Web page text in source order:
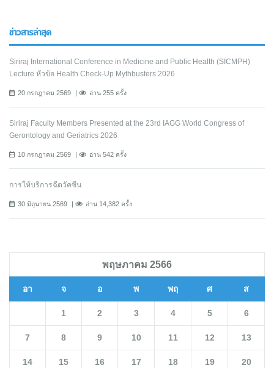
ข่าวสารล่าสุด
Siriraj International Conference in Medicine and Public Health (SICMPH)
Lecture หัวข้อ Health Check-Up Mythbusters 2026
20 กรกฎาคม 2569 อ่าน 255 ครั้ง
Siriraj Faculty Members Presented at the 23rd IAGG World Congress of
Gerontology and Geriatrics 2026
10 กรกฎาคม 2569 อ่าน 542 ครั้ง
การให้บริการฉีดวัคซีน
30 มิถุนายน 2569 อ่าน 14,382 ครั้ง
พฤษภาคม 2566
อา จ อ พ พฤ ศ ส
1 2 3 4 5 6
7 8 9 10 11 12 13
14 15 16 17 18 19 20